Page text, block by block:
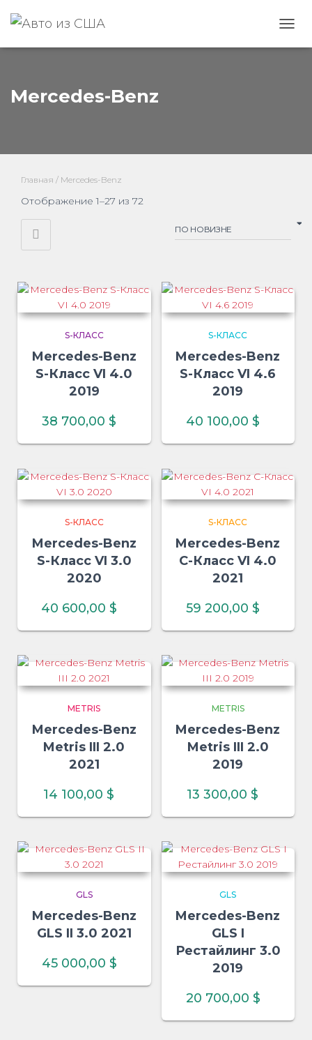
Mercedes-Benz
Главная / Mercedes-Benz
Отображение 1–27 из 72
недавние
S-КЛАСС
Mercedes-Benz
S-Класс VI 4.0
2019
38 700,00 $
S-КЛАСС
Mercedes-Benz
S-Класс VI 4.6
2019
40 100,00 $
S-КЛАСС
Mercedes-Benz
S-Класс VI 3.0
2020
40 600,00 $
S-КЛАСС
Mercedes-Benz
C-Класс VI 4.0
2021
59 200,00 $
METRIS
Mercedes-Benz
Metris III 2.0
2021
14 100,00 $
METRIS
Mercedes-Benz
Metris III 2.0
2019
13 300,00 $
GLS
Mercedes-Benz
GLS II 3.0 2021
45 000,00 $
GLS
Mercedes-Benz
GLS I
Рестайлинг 3.0
2019
20 700,00 $